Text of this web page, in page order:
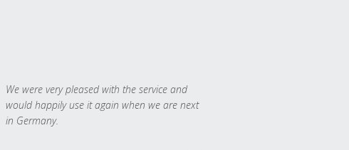
We were very pleased with the service and
would happily use it again when we are next
in Germany.